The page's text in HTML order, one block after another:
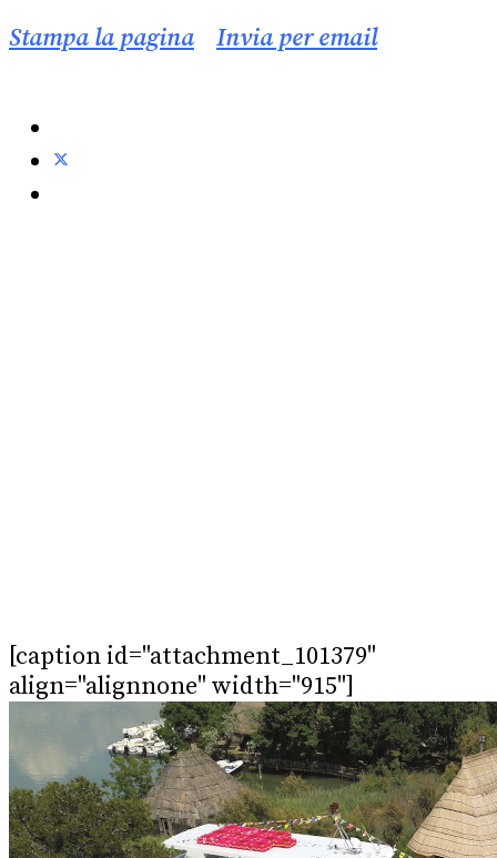
Stampa la pagina
Invia per email
[caption id="attachment_101379"
align="alignnone" width="915"]